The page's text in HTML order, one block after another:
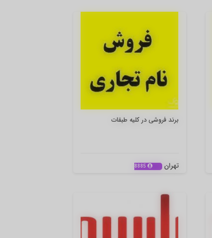
برند فروشی در کلیه طبقات
تهران